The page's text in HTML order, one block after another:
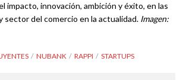
impacto, innovación, ambición y éxito, en las
sector del comercio en la actualidad. Imagen:
NUBANK RAPPI STARTUPS